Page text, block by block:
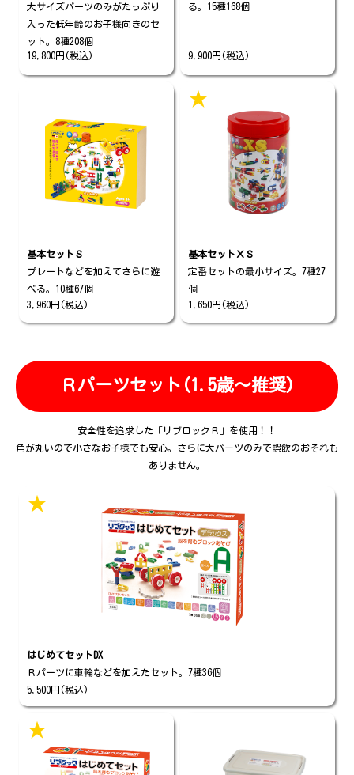
大サイズパーツのみがたっぷり
入った低年齢のお子様向きのセ
ット。8種208個
19,800円(税込)
る。15種168個
9,900円(税込)
基本セットＳ
プレートなどを加えてさらに遊
べる。10種67個
3,960円(税込)
基本セットＸＳ
定番セットの最小サイズ。7種27
個
1,650円(税込)
★
Ｒパーツセット (1.5歳～推奨)
安全性を追求した「リブロックＲ」を使用！！
角が丸いので小さなお子様でも安心。さらに大パーツのみで誤飲のおそれも
ありません。
はじめてセットDX
Ｒパーツに車輪などを加えたセット。7種36個
5,500円(税込)
★
★